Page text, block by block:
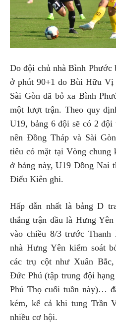
Do đội chủ nhà Bình Phước
ở phút 90+1 do Bùi Hữu Vị
Sài Gòn đã bỏ xa Bình
một lượt trận. Theo quy
U19, bảng 6 đội sẽ có 2
nên Đồng Tháp và Sài
tiêu có mặt tại Vòng chung
ở bảng này, U19 Đồng Nai
Điểu Kiên ghi.
Hấp dẫn nhất là bảng D
thắng trận đầu là Hưng
vào chiều 8/3 trước Thanh
nhà Hưng Yên kiểm soát
các trụ cột như Xuân
Đức Phú (tập trung đội
Phú Thọ cuối tuần này)…
kém, kể cả khi tung Trần
nhiều cơ hội.